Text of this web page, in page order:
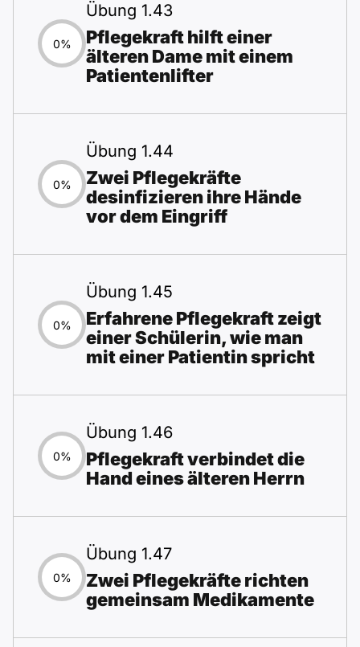
0%
Übung 1.43
Pflegekraft hilft einer
älteren Dame mit einem
Patientenlifter
0%
Übung 1.44
Zwei Pflegekräfte
desinfizieren ihre Hände
vor dem Eingriff
0%
Übung 1.45
Erfahrene Pflegekraft zeigt
einer Schülerin, wie man
mit einer Patientin spricht
0%
Übung 1.46
Pflegekraft verbindet die
Hand eines älteren Herrn
0%
Übung 1.47
Zwei Pflegekräfte richten
gemeinsam Medikamente